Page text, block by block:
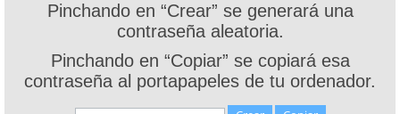
Pinchando en “Crear” se generará una
contraseña aleatoria.
Pinchando en “Copiar” se copiará esa
contraseña al portapapeles de tu ordenador.